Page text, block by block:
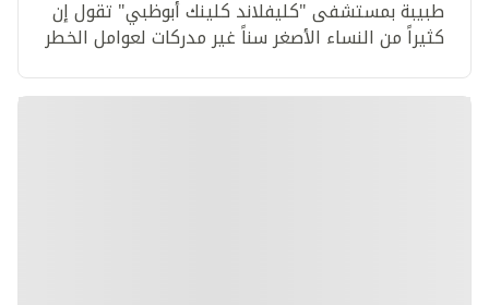
طبيبة بمستشفى "كليفلاند كلينك أبوظبي" تقول إن
كثيراً من النساء الأصغر سناً غير مدركات لعوامل الخطر